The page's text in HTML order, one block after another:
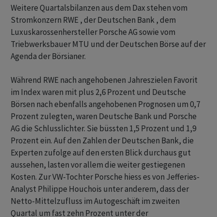
Weitere Quartalsbilanzen aus dem Dax stehen vom
Stromkonzern RWE , der Deutschen Bank , dem
Luxuskarossenhersteller Porsche AG sowie vom
Triebwerksbauer MTU und der Deutschen Börse auf der
Agenda der Börsianer.
Während RWE nach angehobenen Jahreszielen Favorit
im Index waren mit plus 2,6 Prozent und Deutsche
Börsen nach ebenfalls angehobenen Prognosen um 0,7
Prozent zulegten, waren Deutsche Bank und Porsche
AG die Schlusslichter. Sie büssten 1,5 Prozent und 1,9
Prozent ein. Auf den Zahlen der Deutschen Bank, die
Experten zufolge auf den ersten Blick durchaus gut
aussehen, lasten vor allem die weiter gestiegenen
Kosten. Zur VW-Tochter Porsche hiess es von Jefferies-
Analyst Philippe Houchois unter anderem, dass der
Netto-Mittelzufluss im Autogeschäft im zweiten
Quartal um fast zehn Prozent unter der